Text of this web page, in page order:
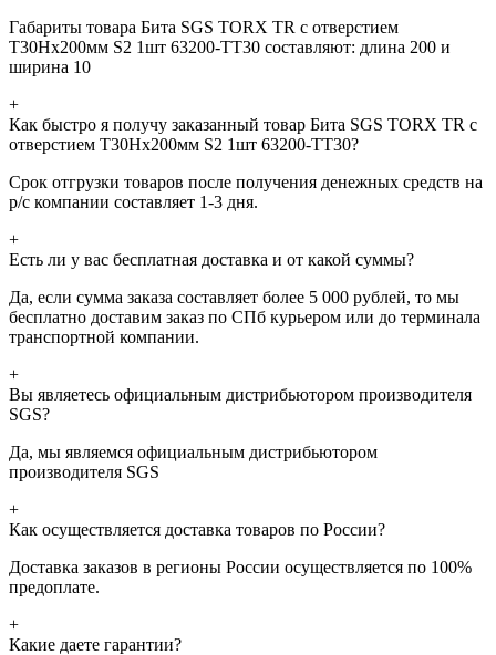
Габариты товара Бита SGS TORX TR с отверстием
T30Hх200мм S2 1шт 63200-TT30 составляют: длина 200 и
ширина 10
+
Как быстро я получу заказанный товар Бита SGS TORX TR с
отверстием T30Hх200мм S2 1шт 63200-TT30?
Срок отгрузки товаров после получения денежных средств на
р/с компании составляет 1-3 дня.
+
Есть ли у вас бесплатная доставка и от какой суммы?
Да, если сумма заказа составляет более 5 000 рублей, то мы
бесплатно доставим заказ по СПб курьером или до терминала
транспортной компании.
+
Вы являетесь официальным дистрибьютором производителя
SGS?
Да, мы являемся официальным дистрибьютором
производителя SGS
+
Как осуществляется доставка товаров по России?
Доставка заказов в регионы России осуществляется по 100%
предоплате.
+
Какие даете гарантии?